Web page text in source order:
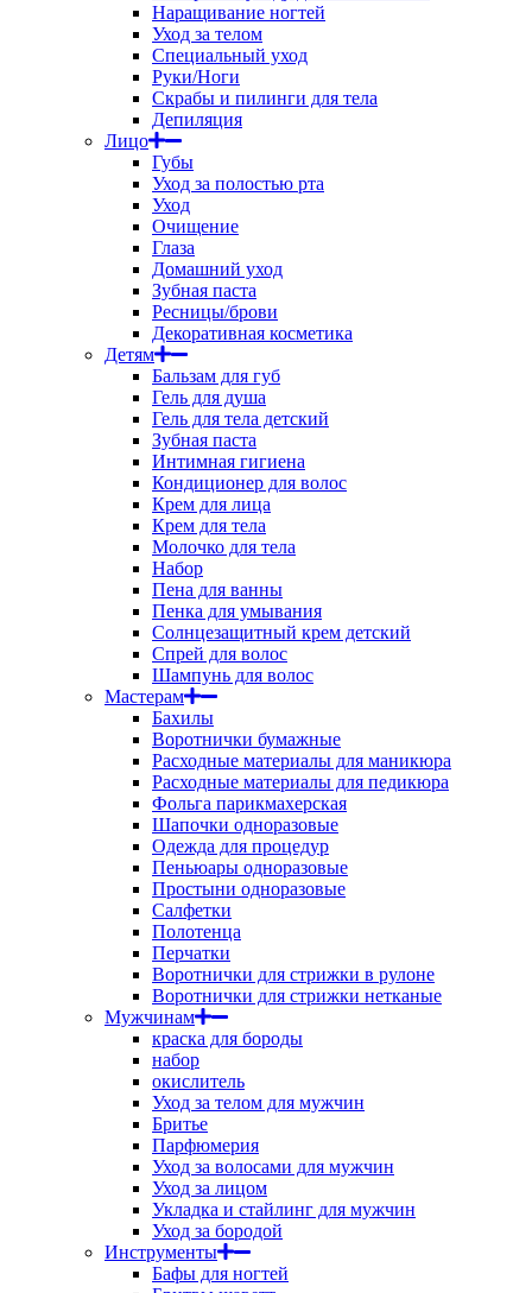
Наращивание ногтей
Уход за телом
Специальный уход
Руки/Ноги
Скрабы и пилинги для тела
Депиляция
Лицо
Губы
Уход за полостью рта
Уход
Очищение
Глаза
Домашний уход
Зубная паста
Ресницы/брови
Декоративная косметика
Детям
Бальзам для губ
Гель для душа
Гель для тела детский
Зубная паста
Интимная гигиена
Кондиционер для волос
Крем для лица
Крем для тела
Молочко для тела
Набор
Пена для ванны
Пенка для умывания
Солнцезащитный крем детский
Спрей для волос
Шампунь для волос
Мастерам
Бахилы
Воротнички бумажные
Расходные материалы для маникюра
Расходные материалы для педикюра
Фольга парикмахерская
Шапочки одноразовые
Одежда для процедур
Пеньюары одноразовые
Простыни одноразовые
Салфетки
Полотенца
Перчатки
Воротнички для стрижки в рулоне
Воротнички для стрижки нетканые
Мужчинам
краска для бороды
набор
окислитель
Уход за телом для мужчин
Бритье
Парфюмерия
Уход за волосами для мужчин
Уход за лицом
Укладка и стайлинг для мужчин
Уход за бородой
Инструменты
Бафы для ногтей